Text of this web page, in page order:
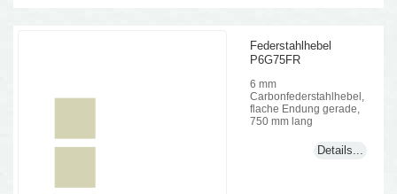
Federstahlhebel
P6G75FR
6 mm
Carbonfederstahlhebel,
flache Endung gerade,
750 mm lang
Details...